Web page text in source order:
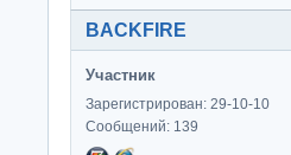
BACKFIRE
Участник
Зарегистрирован: 29-10-10
Сообщений: 139